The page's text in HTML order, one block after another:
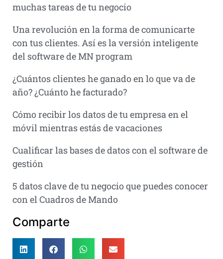
muchas tareas de tu negocio
Una revolución en la forma de comunicarte
con tus clientes. Así es la versión inteligente
del software de MN program
¿Cuántos clientes he ganado en lo que va de
año? ¿Cuánto he facturado?
Cómo recibir los datos de tu empresa en el
móvil mientras estás de vacaciones
Cualificar las bases de datos con el software de
gestión
5 datos clave de tu negocio que puedes conocer
con el Cuadros de Mando
Comparte